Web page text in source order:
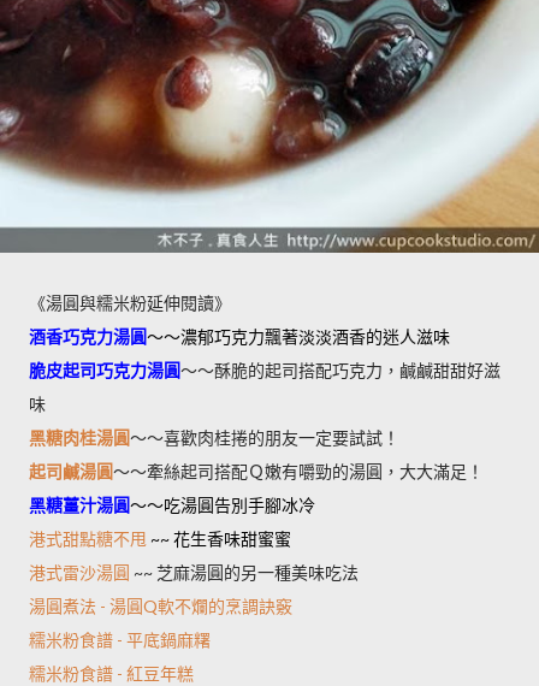
《湯圓與糯米粉延伸閱讀》
酒香巧克力湯圓～～濃郁巧克力飄著淡淡酒香的迷人滋味
脆皮起司巧克力湯圓～～酥脆的起司搭配巧克力，鹹鹹甜甜好滋
味
黑糖肉桂湯圓～～喜歡肉桂捲的朋友一定要試試！
起司鹹湯圓～～牽絲起司搭配Ｑ嫩有嚼勁的湯圓，大大滿足！
黑糖薑汁湯圓～～吃湯圓告別手腳冰冷
港式甜點糖不甩 ~~ 花生香味甜蜜蜜
港式雷沙湯圓 ~~ 芝麻湯圓的另一種美味吃法
湯圓煮法 - 湯圓Q軟不爛的烹調訣竅
糯米粉食譜 - 平底鍋麻糬
糯米粉食譜 - 紅豆年糕